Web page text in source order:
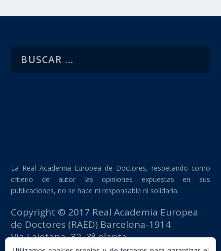
La Real Academia Europea de Doctores, respetando como
criterio de autor las opiniones expuestas en sus
publicaciones, no se hace ni responsable ni solidaria.
Copyright © 2017 Real Academia Europea
de Doctores (RAED) Barcelona-1914
Via Laietana, 32, 3ª planta